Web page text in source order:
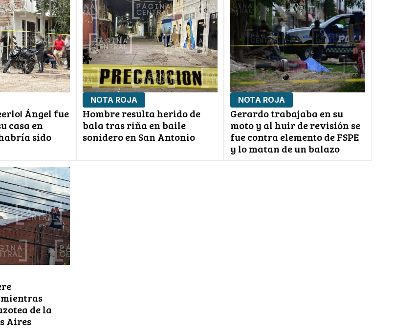
Ángel fue
casa en
sido
NOTA ROJA
Hombre resulta herido de
bala tras riña en baile
sonidero en San Antonio
NOTA ROJA
Gerardo trabajaba en su
moto y al huir de revisión se
fue contra elemento de FSPE
y lo matan de un balazo
de la
Aires